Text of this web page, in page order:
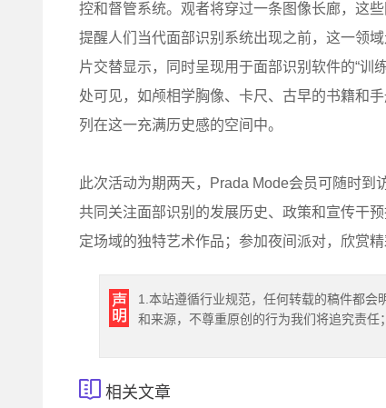
控和督管系统。观者将穿过一条图像长廊，这
提醒人们当代面部识别系统出现之前，这一领
片交替显示，同时呈现用于面部识别软件的“训
处可见，如颅相学胸像、卡尺、古早的书籍和
列在这一充满历史感的空间中。
此次活动为期两天，Prada Mode会员可随时
共同关注面部识别的发展历史、政策和宣传干
定场域的独特艺术作品；参加夜间派对，欣赏
1.本站遵循行业规范，任何转载的稿件都
和来源，不尊重原创的行为我们将追究责任
相关文章